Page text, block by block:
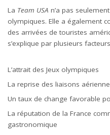
La Team USA n’a pas
olympiques. Elle a également
des arrivées de touristes
s’explique par plusieurs
L’attrait des Jeux olympiques
La reprise des liaisons
Un taux de change favorable
La réputation de la France
gastronomique